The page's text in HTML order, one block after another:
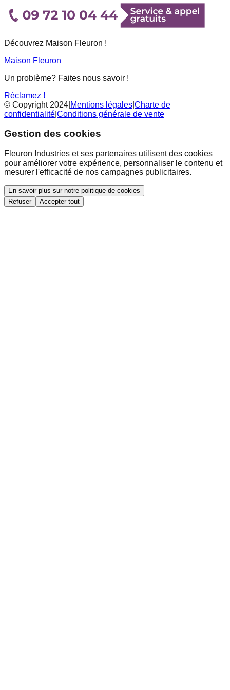
Découvrez Maison Fleuron !
Maison Fleuron
Un problème? Faites nous savoir !
Réclamez !
© Copyright 2024 Mentions légales Charte de
confidentialité Conditions générale de vente
Gestion des cookies
Fleuron Industries et ses partenaires utilisent des cookies
pour améliorer votre expérience, personnaliser le contenu et
mesurer l'efficacité de nos campagnes publicitaires.
En savoir plus sur notre politique de cookies
Refuser
Accepter tout